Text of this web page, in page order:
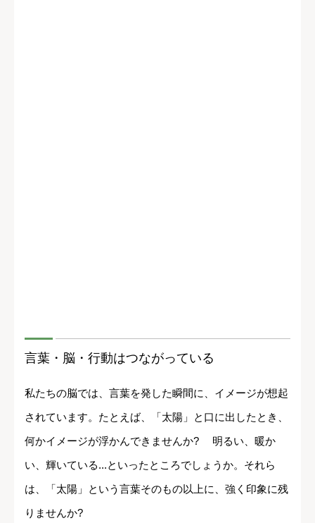
言葉・脳・行動はつながっている
私たちの脳では、言葉を発した瞬間に、イメージが想起
されています。たとえば、「太陽」と口に出したとき、
何かイメージが浮かんできませんか? 明るい、暖か
い、輝いている...といったところでしょうか。それら
は、「太陽」という言葉そのもの以上に、強く印象に残
りませんか?